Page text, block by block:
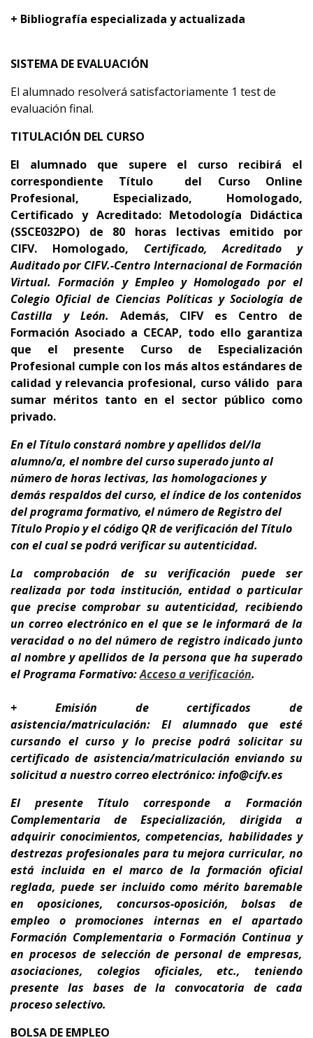
+ Bibliografía especializada y actualizada
SISTEMA DE EVALUACIÓN
El alumnado resolverá satisfactoriamente 1 test de
evaluación final.
TITULACIÓN DEL CURSO
El alumnado que supere el curso recibirá el
correspondiente Título del Curso Online
Profesional, Especializado, Homologado,
Certificado y Acreditado:Metodología Didáctica
(SSCE032PO) de 80 horas lectivas emitido por
CIFV. Homologado, Certificado, Acreditado y
Auditado por CIFV.-Centro Internacional de Formación
Virtual. Formación y Empleoy Homologado por el
Colegio Oficial de Ciencias Políticas y Sociología de
Castilla y León. Además, CIFV es Centro de
Formación Asociado a CECAP, todo ello garantiza
que el presente Curso de Especialización
Profesional cumple con los más altos estándares de
calidad y relevancia profesional, curso válido para
sumar méritos tanto en el sector público como
privado.
En el Título constará nombre y apellidos del/la
alumno/a, el nombre del curso superado junto al
número de horas lectivas, las homologaciones y
demás respaldos del curso, el índice de los contenidos
del programa formativo, el número de Registro del
Título Propio y el código QR de verificación del Título
con el cual se podrá verificar su autenticidad.
La comprobación de su verificación puede ser
realizada por toda institución, entidad o particular
que precise comprobar su autenticidad, recibiendo
un correo electrónico en el que se le informará de la
veracidad o no del número de registro indicado junto
al nombre y apellidos de la persona que ha superado
el Programa Formativo:Acceso a verificación.
+ Emisión de certificados de
asistencia/matriculación: El alumnado que esté
cursando el curso y lo precise podrá solicitar su
certificado de asistencia/matriculación enviando su
solicitud a nuestro correo electrónico: info@cifv.es
El presente Título corresponde a Formación
Complementaria de Especialización, dirigida a
adquirir conocimientos, competencias, habilidades y
destrezas profesionales para tumejora curricular, no
está incluida en el marco de la formación oficial
reglada,puede ser incluido como mérito baremable
en oposiciones, concursos-oposición, bolsas de
empleo o promociones internas en el apartado
Formación Complementaria o Formación Continua y
en procesos de selección de personal de empresas,
asociaciones, colegios oficiales, etc., teniendo
presente las bases de la convocatoria de cada
proceso selectivo.
BOLSA DE EMPLEO